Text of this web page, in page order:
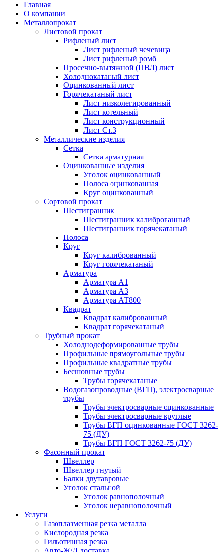
Главная
О компании
Металлопрокат
Листовой прокат
Рифленый лист
Лист рифленый чечевица
Лист рифленый ромб
Просечно-вытяжной (ПВЛ) лист
Холоднокатаный лист
Оцинкованный лист
Горячекатаный лист
Лист низколегированный
Лист котельный
Лист конструкционный
Лист Ст.3
Металлические изделия
Сетка
Сетка арматурная
Оцинкованные изделия
Уголок оцинкованный
Полоса оцинкованная
Круг оцинкованный
Сортовой прокат
Шестигранник
Шестигранник калиброванный
Шестигранник горячекатаный
Полоса
Круг
Круг калиброванный
Круг горячекатаный
Арматура
Арматура А1
Арматура А3
Арматура АТ800
Квадрат
Квадрат калиброванный
Квадрат горячекатаный
Трубный прокат
Холоднодеформированные трубы
Профильные прямоугольные трубы
Профильные квадратные трубы
Бесшовные трубы
Трубы горячекатаные
Водогазопроводные (ВГП), электросварные
трубы
Трубы электросварные оцинкованные
Трубы электросварные круглые
Трубы ВГП оцинкованные ГОСТ 3262-
75 (ДУ)
Трубы ВГП ГОСТ 3262-75 (ДУ)
Фасонный прокат
Швеллер
Швеллер гнутый
Балки двутавровые
Уголок стальной
Уголок равнополочный
Уголок неравнополочный
Услуги
Газоплазменная резка металла
Кислородная резка
Гильотинная резка
Авто-Ж/Д доставка